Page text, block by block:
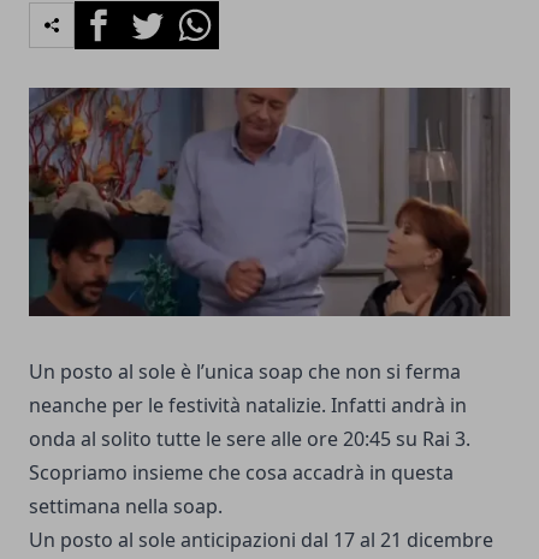
FacebookTwitterWhatsapp
Un posto al sole è l’unica soap che non si ferma
neanche per le festività natalizie. Infatti andrà in
onda al solito tutte le sere alle ore 20:45 su Rai 3.
Scopriamo insieme che cosa accadrà in questa
settimana nella soap.
Un posto al sole anticipazioni dal 17 al 21 dicembre